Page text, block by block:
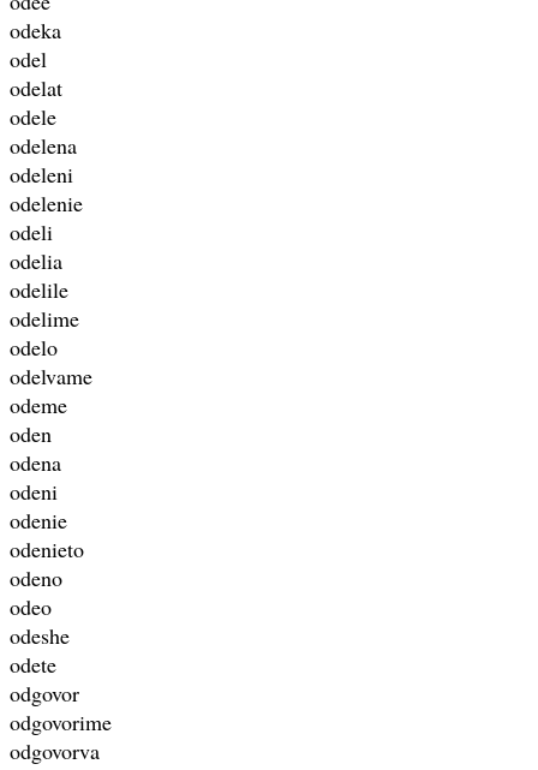
odeka
odel
odelat
odele
odelena
odeleni
odelenie
odeli
odelia
odelile
odelime
odelo
odelvame
odeme
oden
odena
odeni
odenie
odenieto
odeno
odeo
odeshe
odete
odgovor
odgovorime
odgovorva